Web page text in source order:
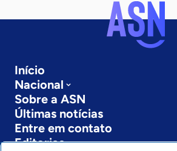
Início
Nacional
Sobre a ASN
Últimas notícias
Entre em contato
Editorias